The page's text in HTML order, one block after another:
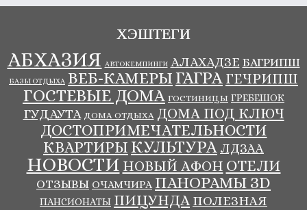
ХЭШТЕГИ
АБХАЗИЯ АВТОКЕМПИНГИ АЛАХАДЗЕ БАГРИПШ
БАЗЫ ОТДЫХА ВЕБ-КАМЕРЫ ГАГРА ГЕЧРИПШ
ГОСТЕВЫЕ ДОМА ГОСТИНИЦЫ ГРЕБЕШОК
ГУДАУТА ДОМА ОТДЫХА ДОМА ПОД КЛЮЧ
ДОСТОПРИМЕЧАТЕЛЬНОСТИ
КВАРТИРЫ КУЛЬТУРА ЛДЗАА
НОВОСТИ НОВЫЙ АФОН ОТЕЛИ
ОТЗЫВЫ ОЧАМЧИРА ПАНОРАМЫ ЗD
ПАНСИОНАТЫ ПИЦУНДА ПОЛЕЗНАЯ